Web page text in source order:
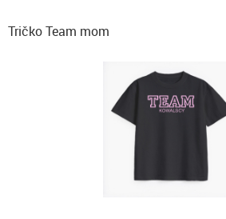
Tričko Team mom